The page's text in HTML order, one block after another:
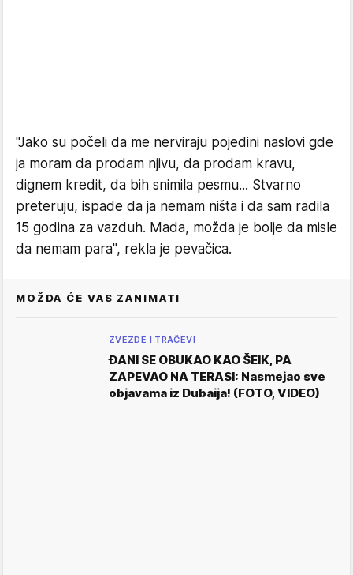
"Jako su počeli da me nerviraju pojedini naslovi gde
ja moram da prodam njivu, da prodam kravu,
dignem kredit, da bih snimila pesmu... Stvarno
preteruju, ispade da ja nemam ništa i da sam radila
15 godina za vazduh. Mada, možda je bolje da misle
da nemam para", rekla je pevačica.
MOŽDA ĆE VAS ZANIMATI
ZVEZDE I TRAČEVI
ĐANI SE OBUKAO KAO ŠEIK, PA
ZAPEVAO NA TERASI: Nasmejao sve
objavama iz Dubaija! (FOTO, VIDEO)